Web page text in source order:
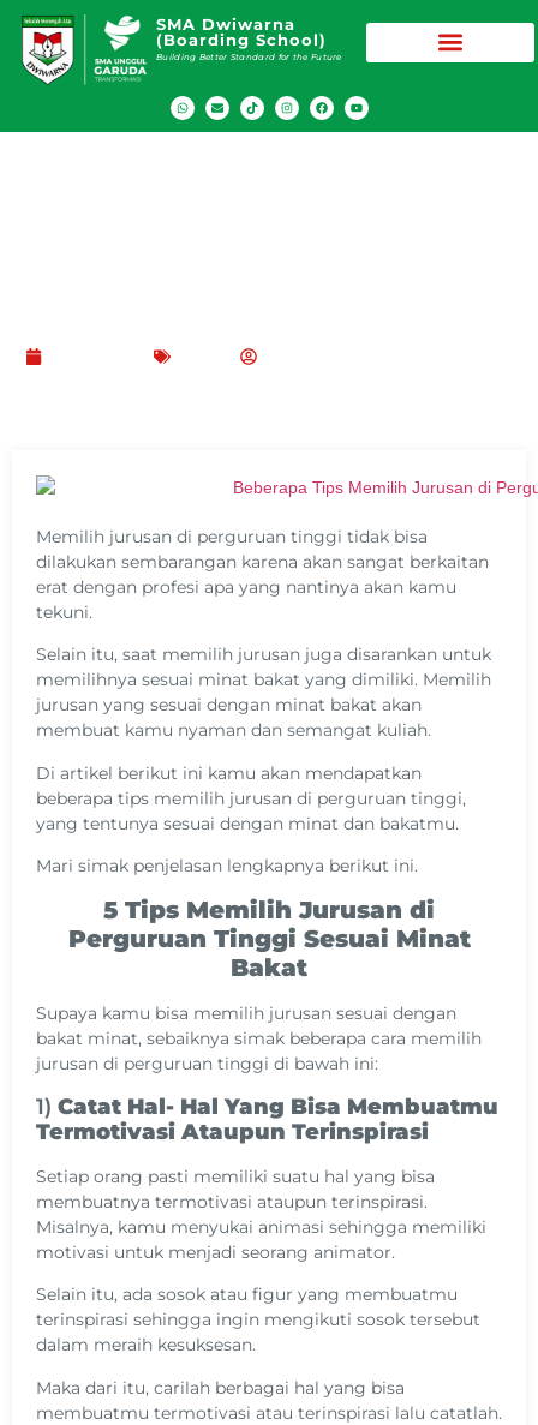
SMA Dwiwarna
(Boarding School)
Building Better Standard for the Future
Memilih jurusan di perguruan tinggi tidak bisa
dilakukan sembarangan karena akan sangat berkaitan
erat dengan profesi apa yang nantinya akan kamu
tekuni.
Selain itu, saat memilih jurusan juga disarankan untuk
memilihnya sesuai minat bakat yang dimiliki. Memilih
jurusan yang sesuai dengan minat bakat akan
membuat kamu nyaman dan semangat kuliah.
Di artikel berikut ini kamu akan mendapatkan
beberapa tips memilih jurusan di perguruan tinggi,
yang tentunya sesuai dengan minat dan bakatmu.
Mari simak penjelasan lengkapnya berikut ini.
5 Tips Memilih Jurusan di
Perguruan Tinggi Sesuai Minat
Bakat
Supaya kamu bisa memilih jurusan sesuai dengan
bakat minat, sebaiknya simak beberapa cara memilih
jurusan di perguruan tinggi di bawah ini:
1) Catat Hal- Hal Yang Bisa Membuatmu
Termotivasi Ataupun Terinspirasi
Setiap orang pasti memiliki suatu hal yang bisa
membuatnya termotivasi ataupun terinspirasi.
Misalnya, kamu menyukai animasi sehingga memiliki
motivasi untuk menjadi seorang animator.
Selain itu, ada sosok atau figur yang membuatmu
terinspirasi sehingga ingin mengikuti sosok tersebut
dalam meraih kesuksesan.
Maka dari itu, carilah berbagai hal yang bisa
membuatmu termotivasi atau terinspirasi lalu catatlah.